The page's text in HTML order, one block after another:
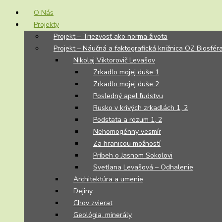
O Nás
Projekty
Projekt – Triezvosť ako norma života
Projekt – Náučná a faktografická knižnica OZ
Nikolaj Viktorovič Levašov
Zrkadlo mojej duše 1
Zrkadlo mojej duše 2
Posledný apel ľudstvu
Rusko v krivých zrkadlách 1, 2
Podstata a rozum 1, 2
Nehomogénny vesmír
Za hranicou možností
Príbeh o Jasnom Sokolovi
Svetlana Levašová – Odhalenie
Architektúra a umenie
Dejiny
Chov zvierat
Geológia, minerály